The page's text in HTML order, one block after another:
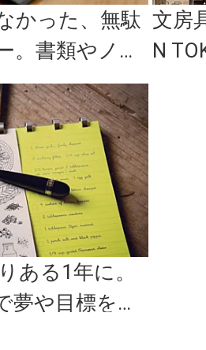
かった、無駄
。書類やノー
に持ち歩ける
文房
N
ある1年に。
夢や目標を思